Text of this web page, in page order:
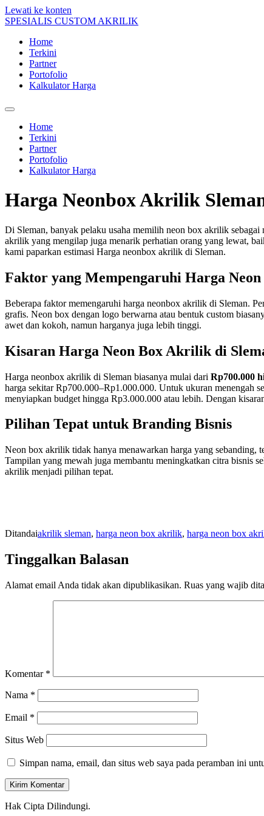
Lewati ke konten
SPESIALIS CUSTOM AKRILIK
Home
Terkini
Partner
Portofolio
Kalkulator Harga
Home
Terkini
Partner
Portofolio
Kalkulator Harga
Harga Neonbox Akrilik
Di Sleman, banyak pelaku usaha memilih neon box akrilik
akrilik yang mengilap juga menarik perhatian orang yang lewat,
kami paparkan estimasi Harga neonbox akrilik di Sleman.
Faktor yang Mempengaruhi Harga
Beberapa faktor memengaruhi harga neonbox akrilik di Sleman.
grafis. Neon box dengan logo berwarna atau bentuk custom
awet dan kokoh, namun harganya juga lebih tinggi.
Kisaran Harga Neon Box Akrilik di
Harga neonbox akrilik di Sleman biasanya mulai dari Rp700.000
harga sekitar Rp700.000–Rp1.000.000. Untuk ukuran menengah
menyiapkan budget hingga Rp3.000.000 atau lebih. Dengan
Pilihan Tepat untuk Branding Bisnis
Neon box akrilik tidak hanya menawarkan harga yang sebanding,
Tampilan yang mewah juga membantu meningkatkan citra bisnis
akrilik menjadi pilihan tepat.
Ditandaiakrilik sleman, harga neon box akrilik, harga neon box
Tinggalkan Balasan
Alamat email Anda tidak akan dipublikasikan. Ruas yang wajib
Komentar *
Nama *
Email *
Situs Web
Simpan nama, email, dan situs web saya pada peramban ini
Hak Cipta Dilindungi.